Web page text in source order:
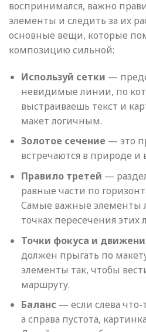
воспринимался, важно
элементы и следить за их
основные вещи, которые
композицию сильной:
Используй сетки —
невидимые линии, по
выстраиваешь текст и
макет логичным.
Золотое сечение — это
встречаются в природе и
Правило третей —
равные части по
Самые важные элементы
точках пересечения этих
Точки фокуса и
должен прыгать по
элементы так, чтобы
маршруту.
Баланс — если слева
а справа пустота,